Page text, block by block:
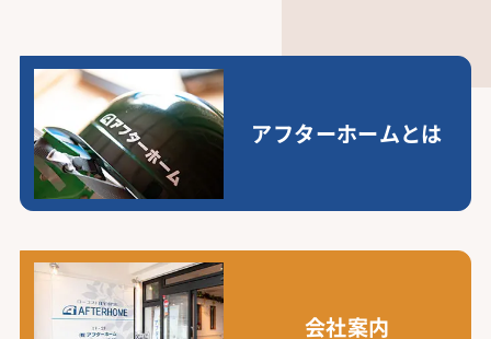
アフターホームとは
会社案内